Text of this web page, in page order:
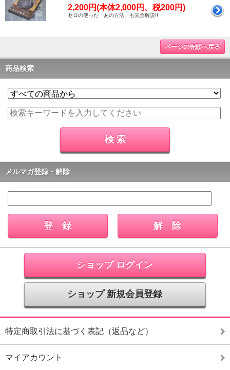
2,200円(本体2,000円、税200円)
セロの使った「あの方法」も完全解説!!
ページの先頭へ戻る
商品検索
メルマガ登録・解除
ショップ ログイン
ショップ 新規会員登録
特定商取引法に基づく表記（返品など）
マイアカウント